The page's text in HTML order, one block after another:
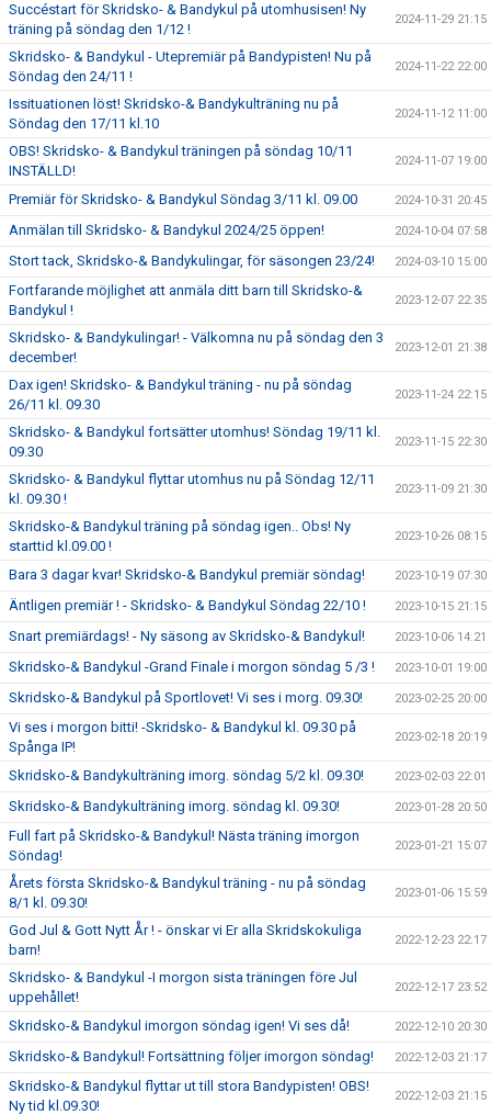
Succéstart för Skridsko- & Bandykul på utomhusisen! Ny
träning på söndag den 1/12 !
2024-11-29 21:15
Skridsko- & Bandykul - Utepremiär på Bandypisten! Nu på
Söndag den 24/11 !
2024-11-22 22:00
Issituationen löst! Skridsko-& Bandykulträning nu på
Söndag den 17/11 kl.10
2024-11-12 11:00
OBS! Skridsko- & Bandykul träningen på söndag 10/11
INSTÄLLD!
2024-11-07 19:00
Premiär för Skridsko- & Bandykul Söndag 3/11 kl. 09.00 2024-10-31 20:45
Anmälan till Skridsko- & Bandykul 2024/25 öppen! 2024-10-04 07:58
Stort tack, Skridsko-& Bandykulingar, för säsongen 23/24! 2024-03-10 15:00
Fortfarande möjlighet att anmäla ditt barn till Skridsko-&
Bandykul !
2023-12-07 22:35
Skridsko- & Bandykulingar! - Välkomna nu på söndag den 3
december!
2023-12-01 21:38
Dax igen! Skridsko- & Bandykul träning - nu på söndag
26/11 kl. 09.30
2023-11-24 22:15
Skridsko- & Bandykul fortsätter utomhus! Söndag 19/11 kl.
09.30
2023-11-15 22:30
Skridsko- & Bandykul flyttar utomhus nu på Söndag 12/11
kl. 09.30 !
2023-11-09 21:30
Skridsko-& Bandykul träning på söndag igen.. Obs! Ny
starttid kl.09.00 !
2023-10-26 08:15
Bara 3 dagar kvar! Skridsko-& Bandykul premiär söndag! 2023-10-19 07:30
Äntligen premiär ! - Skridsko- & Bandykul Söndag 22/10 ! 2023-10-15 21:15
Snart premiärdags! - Ny säsong av Skridsko-& Bandykul! 2023-10-06 14:21
Skridsko-& Bandykul -Grand Finale i morgon söndag 5 /3 ! 2023-10-01 19:00
Skridsko-& Bandykul på Sportlovet! Vi ses i morg. 09.30! 2023-02-25 20:00
Vi ses i morgon bitti! -Skridsko- & Bandykul kl. 09.30 på
Spånga IP!
2023-02-18 20:19
Skridsko-& Bandykulträning imorg. söndag 5/2 kl. 09.30! 2023-02-03 22:01
Skridsko-& Bandykulträning imorg. söndag kl. 09.30! 2023-01-28 20:50
Full fart på Skridsko-& Bandykul! Nästa träning imorgon
Söndag!
2023-01-21 15:07
Årets första Skridsko-& Bandykul träning - nu på söndag
8/1 kl. 09.30!
2023-01-06 15:59
God Jul & Gott Nytt År ! - önskar vi Er alla Skridskokuliga
barn!
2022-12-23 22:17
Skridsko- & Bandykul -I morgon sista träningen före Jul
uppehållet!
2022-12-17 23:52
Skridsko-& Bandykul imorgon söndag igen! Vi ses då! 2022-12-10 20:30
Skridsko-& Bandykul! Fortsättning följer imorgon söndag! 2022-12-03 21:17
Skridsko-& Bandykul flyttar ut till stora Bandypisten! OBS!
Ny tid kl.09.30!
2022-12-03 21:15